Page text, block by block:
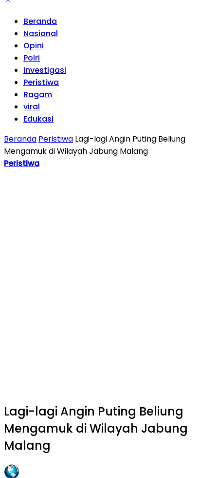
Beranda
Nasional
Opini
Polri
Investigasi
Peristiwa
Ragam
viral
Edukasi
Beranda Peristiwa Lagi-lagi Angin Puting Beliung
Mengamuk di Wilayah Jabung Malang
Peristiwa
Lagi-lagi Angin Puting Beliung
Mengamuk di Wilayah Jabung
Malang